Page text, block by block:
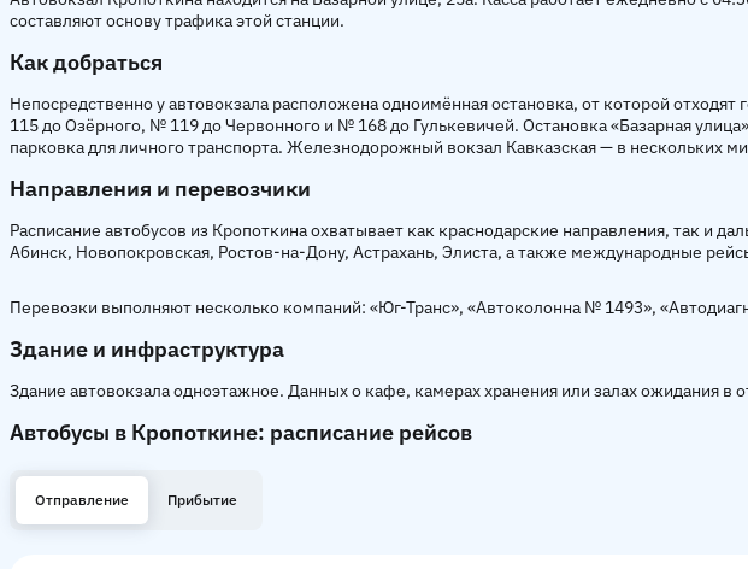
составляют основу трафика этой станции.
Как добраться
Непосредственно у автовокзала расположена одноимённая остановка, от которой
115 до Озёрного, № 119 до Червонного и № 168 до Гулькевичей. Остановка «Базарная
парковка для личного транспорта. Железнодорожный вокзал Кавказская — в нескольких
Направления и перевозчики
Расписание автобусов из Кропоткина охватывает как краснодарские направления, так
Абинск, Новопокровская, Ростов-на-Дону, Астрахань, Элиста, а также международные
Перевозки выполняют несколько компаний: «Юг-Транс», «Автоколонна № 1493»,
Здание и инфраструктура
Здание автовокзала одноэтажное. Данных о кафе, камерах хранения или залах ожидания в
Автобусы в Кропоткине: расписание рейсов
Отправление Прибытие